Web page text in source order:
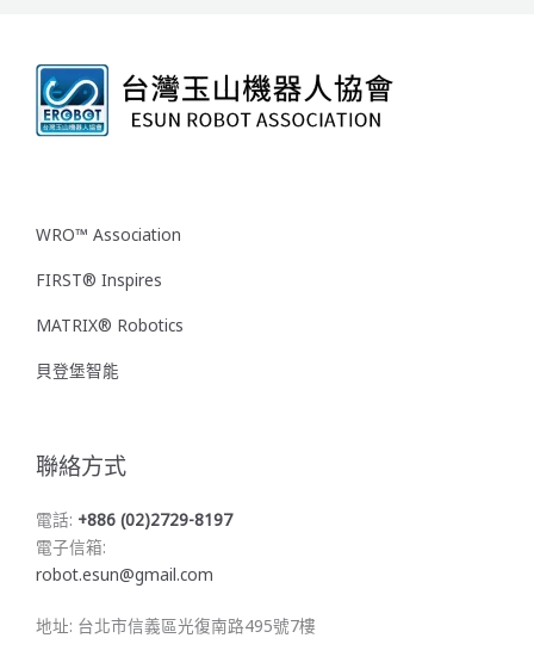
WRO™ Association
FIRST® Inspires
MATRIX® Robotics
貝登堡智能
聯絡方式
電話: +886 (02)2729-8197
電子信箱:
robot.esun@gmail.com
地址: 台北市信義區光復南路495號7樓